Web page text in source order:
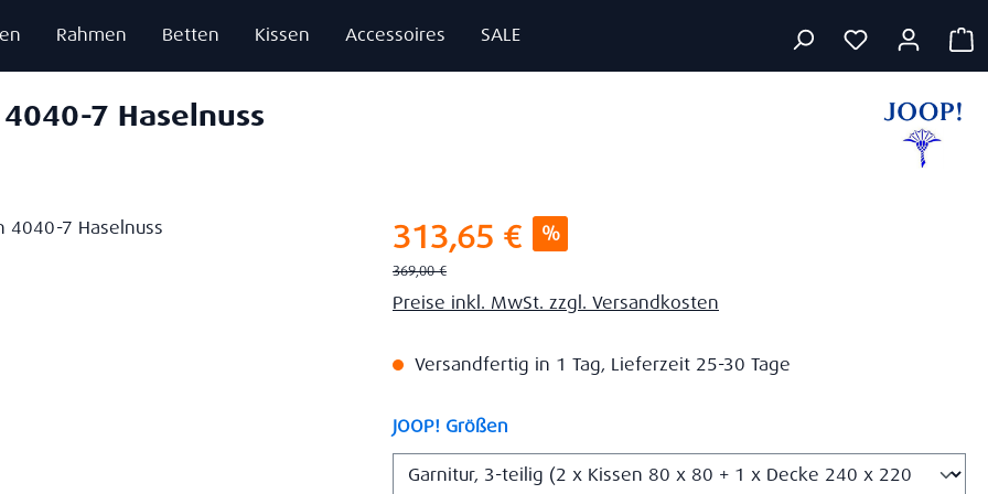
Rahmen Betten Kissen Accessoires SALE
7 Haselnuss
Verkaufspreis:
313,65 € %
Regulärer Preis:
369,00 €
Preise inkl. MwSt. zzgl. Versandkosten
Versandfertig in 1 Tag, Lieferzeit 25-30 Tage
JOOP! Größen